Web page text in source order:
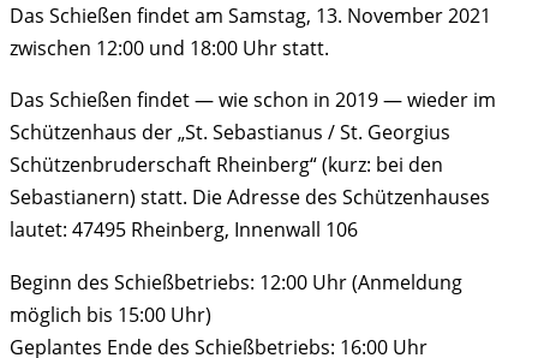
Das Schießen findet am Samstag, 13. November 2021
zwischen 12:00 und 18:00 Uhr statt.
Das Schießen findet — wie schon in 2019 — wieder im
Schützenhaus der „St. Sebastianus / St. Georgius
Schützenbruderschaft Rheinberg“ (kurz: bei den
Sebastianern) statt. Die Adresse des Schützenhauses
lautet: 47495 Rheinberg, Innenwall 106
Beginn des Schießbetriebs: 12:00 Uhr (Anmeldung
möglich bis 15:00 Uhr)
Geplantes Ende des Schießbetriebs: 16:00 Uhr